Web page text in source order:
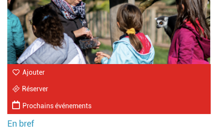
Ajouter
Réserver
Prochains événements